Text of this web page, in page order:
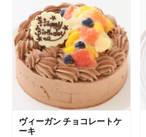
ヴィーガン チョコレートケ
ーキ